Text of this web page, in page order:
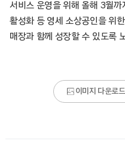
서비스 운영을 위해 올해 3월까
활성화 등 영세 소상공인을 위
매장과 함께 성장할 수 있도록
이미지 다운로드